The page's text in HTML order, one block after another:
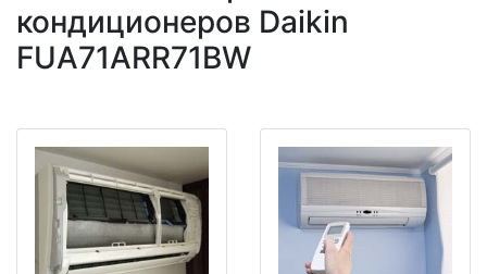
кондиционеров Daikin
FUA71ARR71BW